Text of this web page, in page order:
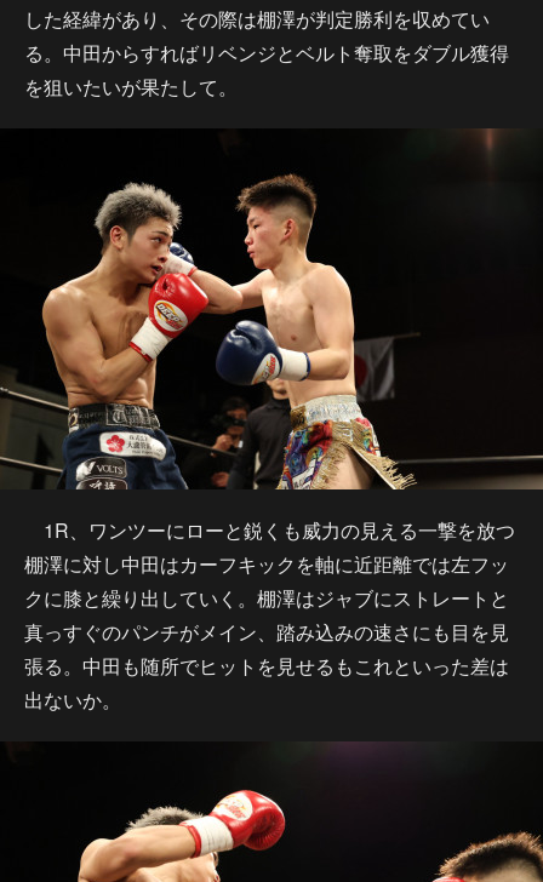
した経緯があり、その際は棚澤が判定勝利を収めてい
る。中田からすればリベンジとベルト奪取をダブル獲得
を狙いたいが果たして。
1R、ワンツーにローと鋭くも威力の見える一撃を放つ
棚澤に対し中田はカーフキックを軸に近距離では左フッ
クに膝と繰り出していく。棚澤はジャブにストレートと
真っすぐのパンチがメイン、踏み込みの速さにも目を見
張る。中田も随所でヒットを見せるもこれといった差は
出ないか。